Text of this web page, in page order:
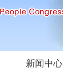
新闻中心